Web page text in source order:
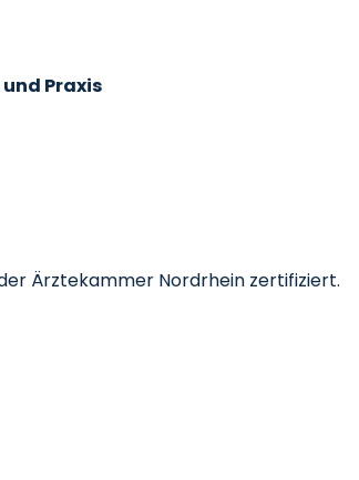
Praxis
Ärztekammer Nordrhein zertifiziert.